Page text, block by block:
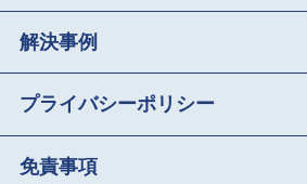
解決事例
プライバシーポリシー
免責事項